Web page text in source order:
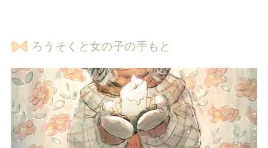
ろうそくと女の子の手もと